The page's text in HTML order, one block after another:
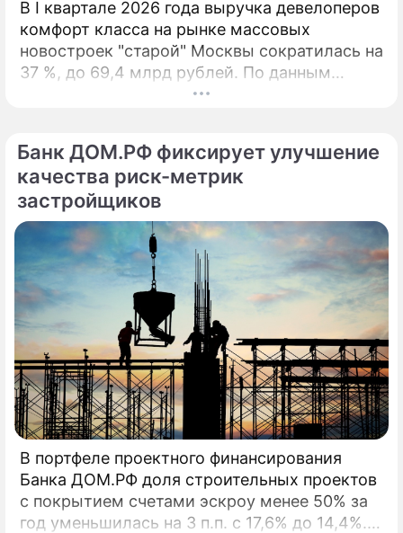
В I квартале 2026 года выручка девелоперов
комфорт класса на рынке массовых
новостроек "старой" Москвы сократилась на
37 %, до 69,4 млрд рублей. По данным
агентства "Метриум", падение связано с
месяца 2026 года дольщики приобрели 3,6
тыс.
Банк ДОМ.РФ фиксирует улучшение
качества риск-метрик
застройщиков
В портфеле проектного финансирования
Банка ДОМ.РФ доля строительных проектов
с покрытием счетами эскроу менее 50% за
год уменьшилась на 3 п.п. с 17,6% до 14,4%. В